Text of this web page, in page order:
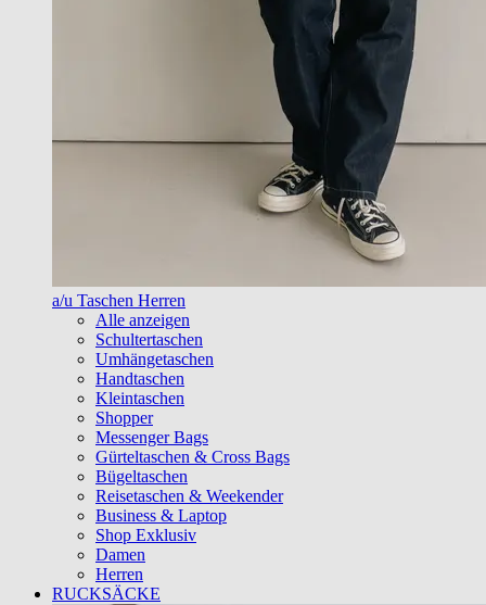
a/u Taschen Herren
Alle anzeigen
Schultertaschen
Umhängetaschen
Handtaschen
Kleintaschen
Shopper
Messenger Bags
Gürteltaschen & Cross Bags
Bügeltaschen
Reisetaschen & Weekender
Business & Laptop
Shop Exklusiv
Damen
Herren
RUCKSÄCKE